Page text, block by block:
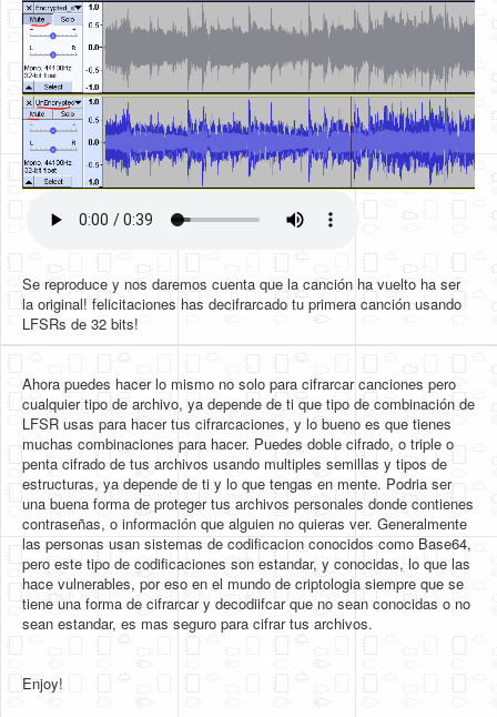
Se reproduce y nos daremos cuenta que la canción ha vuelto ha ser
la original! felicitaciones has decifrarcado tu primera canción usando
LFSRs de 32 bits!
Ahora puedes hacer lo mismo no solo para cifrarcar canciones pero
cualquier tipo de archivo, ya depende de ti que tipo de combinación de
LFSR usas para hacer tus cifrarcaciones, y lo bueno es que tienes
muchas combinaciones para hacer. Puedes doble cifrado, o triple o
penta cifrado de tus archivos usando multiples semillas y tipos de
estructuras, ya depende de ti y lo que tengas en mente. Podria ser
una buena forma de proteger tus archivos personales donde contienes
contraseñas, o información que alguien no quieras ver. Generalmente
las personas usan sistemas de codificacion conocidos como Base64,
pero este tipo de codificaciones son estandar, y conocidas, lo que las
hace vulnerables, por eso en el mundo de criptologia siempre que se
tiene una forma de cifrarcar y decodiifcar que no sean conocidas o no
sean estandar, es mas seguro para cifrar tus archivos.
Enjoy!